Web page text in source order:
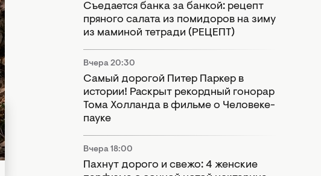
Съедается банка за банкой: рецепт
пряного салата из помидоров на зиму
из маминой тетради (РЕЦЕПТ)
Вчера 20:30
Самый дорогой Питер Паркер в
истории! Раскрыт рекордный гонорар
Тома Холланда в фильме о Человеке-
пауке
Вчера 18:00
Пахнут дорого и свежо: 4 женские